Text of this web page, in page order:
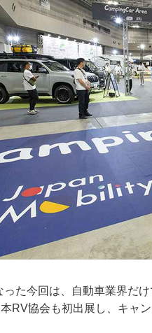
った今回は、自動車業界だ
RV協会も初出展し、キャ